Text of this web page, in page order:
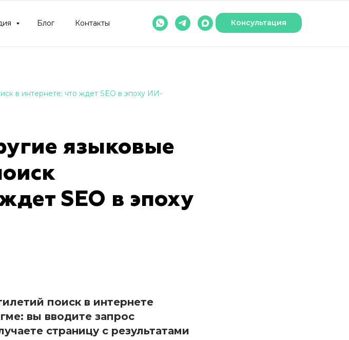
Блог Контакты Консультация
в интернете: что ждет SEO в эпоху ИИ-
языковые
SEO в эпоху
поиск в интернете
вы вводите запрос
страницу с результатами